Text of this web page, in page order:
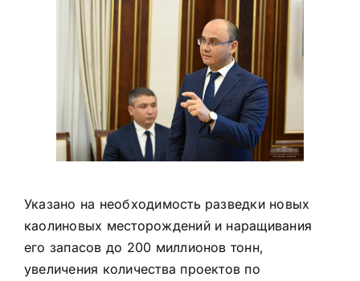
Указано на необходимость разведки новых
каолиновых месторождений и наращивания
его запасов до 200 миллионов тонн,
увеличения количества проектов по